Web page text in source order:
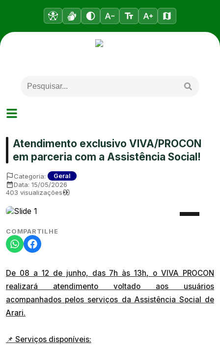
Atendimento exclusivo VIVA/PROCON
em parceria com a Assistência Social!
Categoria: Geral
Data: 15/05/2026
403 visualizações
COMPARTILHE
De 08 a 12 de junho, das 7h às 13h, o VIVA PROCON
realizará atendimento voltado aos usuários
acompanhados pelos serviços da Assistência Social de
Arari.
📌 Serviços disponíveis: